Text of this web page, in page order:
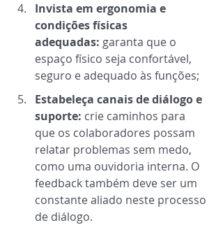
Invista em ergonomia e
condições físicas
adequadas: garanta que o
espaço físico seja confortável,
seguro e adequado às funções;
Estabeleça canais de diálogo e
suporte: crie caminhos para
que os colaboradores possam
relatar problemas sem medo,
como uma ouvidoria interna. O
feedback também deve ser um
constante aliado neste processo
de diálogo.